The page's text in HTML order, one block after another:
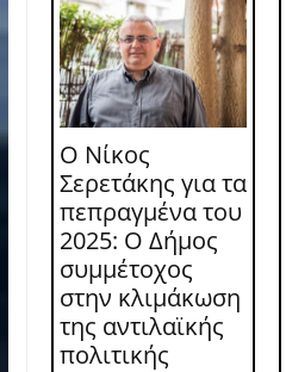
Ο Νίκος
Σερετάκης για τα
πεπραγμένα του
2025: Ο Δήμος
συμμέτοχος
στην κλιμάκωση
της αντιλαϊκής
πολιτικής